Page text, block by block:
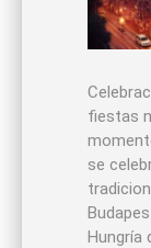
fiestas
se
Hungría